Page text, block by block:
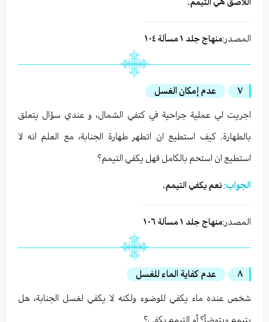
المصدر:منهاج جلد ١ مسألة ١٠٤
٧
عدم إمكان الغسل
اجريت لي عملية جراحية في كتفي الشمال، و عندي سؤال يتعلق
بالطهارة. كيف استطيع ان اتطهر طهارة الجنابة، مع العلم انه لا
استطيع ان استحم بالكامل فهل يكفي التيمم؟
الجواب: نعم يكفي التيمم.
المصدر:منهاج جلد ١ مسألة ١٠٦
٨
عدم كفاية الماء للغسل
شخص عنده ماء يكفي للوضوء ولكنه لا يكفي لغسل الجنابة، هل
يتيمم ويتوضأ؟ أم التيمم يكفي؟